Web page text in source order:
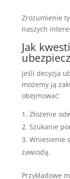
Zrozumienie
naszych
Jak
Jeśli decyzja
możemy ją
obejmować:
Złożenie
Szukanie
Wniesienie
zawiodą.
Przykładowe